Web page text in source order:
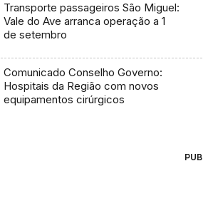
Transporte passageiros São Miguel:
Vale do Ave arranca operação a 1
de setembro
Comunicado Conselho Governo:
Hospitais da Região com novos
equipamentos cirúrgicos
PUB